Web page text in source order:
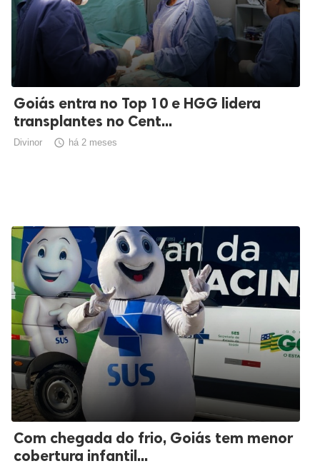
Goiás entra no Top 10 e HGG lidera
transplantes no Cent...
Divinor  há 2 meses
Com chegada do frio, Goiás tem menor
cobertura infantil...